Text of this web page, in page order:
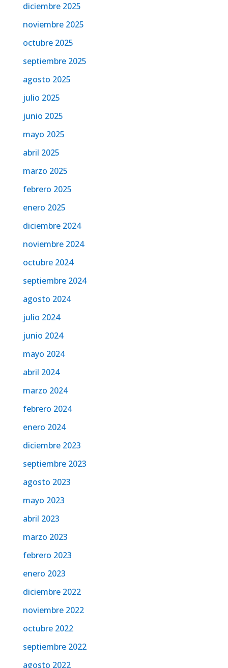
diciembre 2025
noviembre 2025
octubre 2025
septiembre 2025
agosto 2025
julio 2025
junio 2025
mayo 2025
abril 2025
marzo 2025
febrero 2025
enero 2025
diciembre 2024
noviembre 2024
octubre 2024
septiembre 2024
agosto 2024
julio 2024
junio 2024
mayo 2024
abril 2024
marzo 2024
febrero 2024
enero 2024
diciembre 2023
septiembre 2023
agosto 2023
mayo 2023
abril 2023
marzo 2023
febrero 2023
enero 2023
diciembre 2022
noviembre 2022
octubre 2022
septiembre 2022
agosto 2022